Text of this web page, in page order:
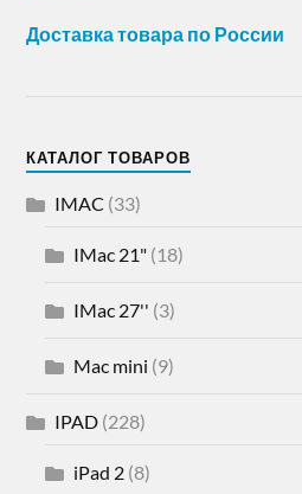
Доставка товара по России
КАТАЛОГ ТОВАРОВ
IMAC (33)
IMac 21" (18)
IMac 27'' (3)
Mac mini (9)
IPAD (228)
iPad 2 (8)